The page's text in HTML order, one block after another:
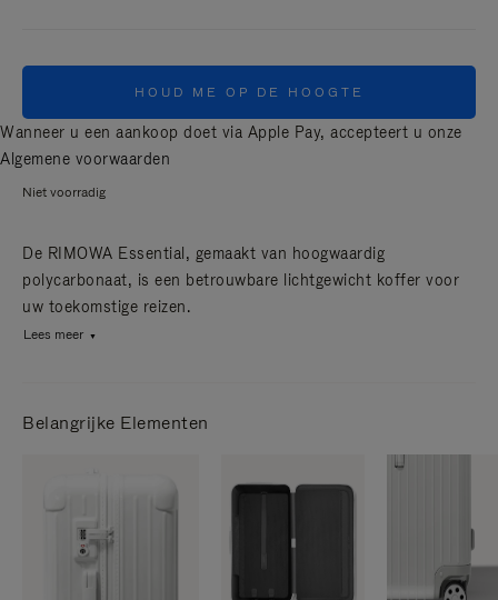
HOUD ME OP DE HOOGTE
Wanneer u een aankoop doet via Apple Pay, accepteert u onze
Algemene voorwaarden
Niet voorradig
De RIMOWA Essential, gemaakt van hoogwaardig
polycarbonaat, is een betrouwbare lichtgewicht koffer voor
uw toekomstige reizen.
Lees meer
Belangrijke Elementen